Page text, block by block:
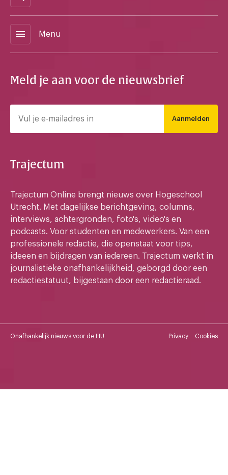
menu Menu
Meld je aan voor de nieuwsbrief
Aanmelden
Trajectum
Trajectum Online brengt nieuws over Hogeschool
Utrecht. Met dagelijkse berichtgeving, columns,
interviews, achtergronden, foto's, video's en
podcasts. Voor studenten en medewerkers. Van een
professionele redactie, die openstaat voor tips,
ideeen en bijdragen van iedereen. Trajectum werkt in
journalistieke onafhankelijkheid, geborgd door een
redactiestatuut, bijgestaan door een redactieraad.
Onafhankelijk nieuws voor de HU Privacy Cookies